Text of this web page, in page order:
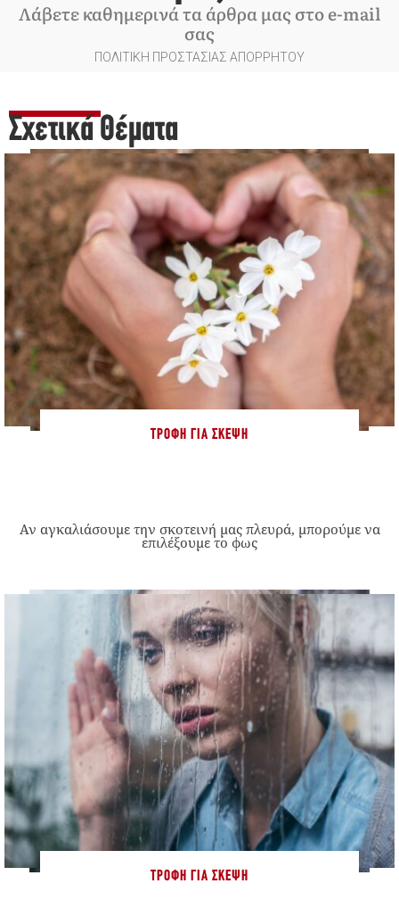
Λάβετε καθημερινά τα άρθρα μας στο e-mail
σας
ΠΟΛΙΤΙΚΗ ΠΡΟΣΤΑΣΙΑΣ ΑΠΟΡΡΗΤΟΥ
Σχετικά Θέματα
ΤΡΟΦΉ ΓΙΑ ΣΚΈΨΗ
Αν αγκαλιάσουμε την σκοτεινή μας πλευρά, μπορούμε να
επιλέξουμε το φως
ΤΡΟΦΉ ΓΙΑ ΣΚΈΨΗ